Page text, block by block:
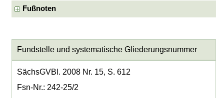
Fußnoten
Fundstelle und systematische Gliederungsnummer
SächsGVBl. 2008 Nr. 15, S. 612
Fsn-Nr.: 242-25/2